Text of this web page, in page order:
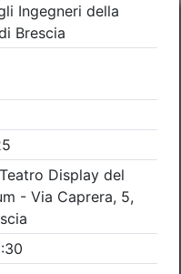
dal
Successiva
inseriti